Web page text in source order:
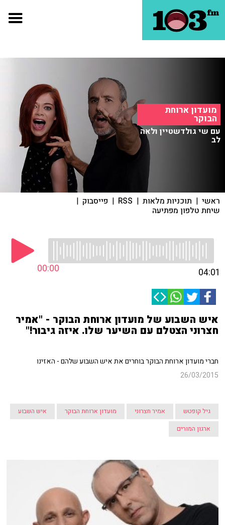
מועדון ארוחת
הבוקר
עם שי גולדשטיין ולאה
לב
ראשי | תוכניות מלאות |
RSS
| פייסבוק |
שיחת טלפון מפתיעה
00:00 04:01
איש השבוע של מועדון ארוחת הבוקר - "אמיר
חצרוני הצטלם עם השיער שלו. איזה גיבור!"
חברי מועדון ארוחת הבוקר בוחרים את איש השבוע שלהם - האזינו
26/03/2015
גיל קופטש אמיר חצרוני מועדון ארוחת הבוקר
איש השבוע
ארגון המורים